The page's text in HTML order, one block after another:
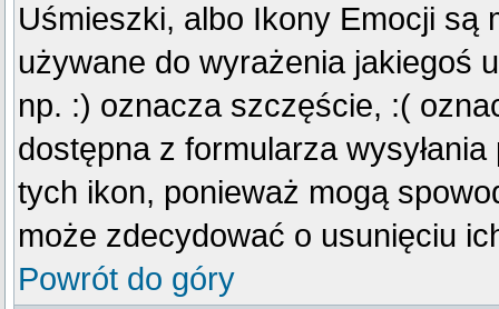
Uśmieszki, albo Ikony Emocji są
używane do wyrażenia jakiegoś
np. :) oznacza szczęście, :(
dostępna z formularza
tych ikon, ponieważ mogą
może zdecydować o usunięciu
Powrót do góry